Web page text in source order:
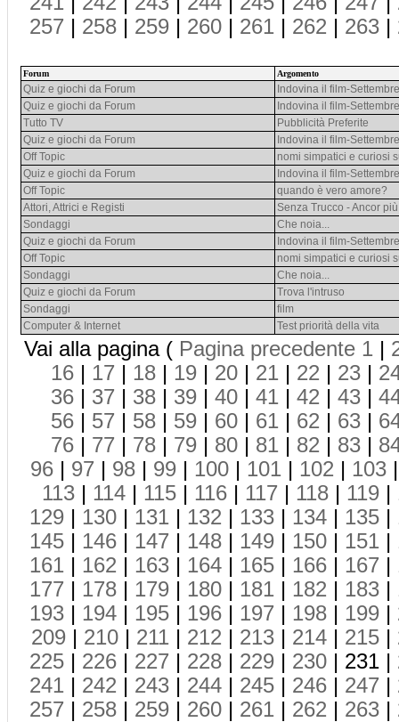
257 | 258 | 259 | 260 | 261 | 262 | 263 |
Forum Argomento
Quiz e giochi da Forum
Indovina il film-
Quiz e giochi da Forum
Indovina il film-
Tutto TV
Pubblicità Preferite
Quiz e giochi da Forum
Indovina il film-
Off Topic
nomi simpatici e curiosi
Quiz e giochi da Forum
Indovina il film-
Off Topic
quando è vero amore?
Attori, Attrici e Registi
Senza Trucco - Ancor
Sondaggi
Che noia...
Quiz e giochi da Forum
Indovina il film-
Off Topic
nomi simpatici e curiosi
Sondaggi
Che noia...
Quiz e giochi da Forum
Trova l'intruso
Sondaggi
film
Computer & Internet
Test priorità della vita
Vai alla pagina ( Pagina precedente 1 |
16 | 17 | 18 | 19 | 20 | 21 | 22 | 23 |
36 | 37 | 38 | 39 | 40 | 41 | 42 | 43 |
56 | 57 | 58 | 59 | 60 | 61 | 62 | 63 |
76 | 77 | 78 | 79 | 80 | 81 | 82 | 83 |
96 | 97 | 98 | 99 | 100 | 101 | 102 | 103
113 | 114 | 115 | 116 | 117 | 118 | 119 |
129 | 130 | 131 | 132 | 133 | 134 | 135 |
145 | 146 | 147 | 148 | 149 | 150 | 151 |
161 | 162 | 163 | 164 | 165 | 166 | 167 |
177 | 178 | 179 | 180 | 181 | 182 | 183 |
193 | 194 | 195 | 196 | 197 | 198 | 199 |
209 | 210 | 211 | 212 | 213 | 214 | 215 |
225 | 226 | 227 | 228 | 229 | 230 | 231 |
241 | 242 | 243 | 244 | 245 | 246 | 247 |
257 | 258 | 259 | 260 | 261 | 262 | 263 |